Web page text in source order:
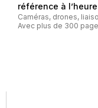
référence à
Caméras, drones,
Avec plus de 300